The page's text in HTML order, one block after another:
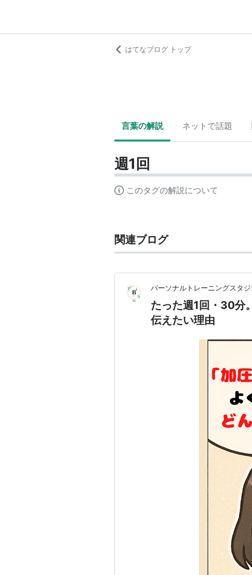
はてなブログ トップ
言葉の解説 ネットで話題
週1回
このタグの解説について
関連ブログ
パーソナルトレーニングスタ
たった週1回・30分
伝えたい理由